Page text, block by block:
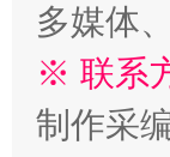
多媒体
※ 联系
制作采